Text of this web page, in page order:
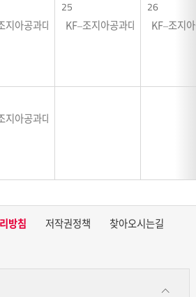
시 <크로싱 그라운드>
지아공과대학교 협력전시 <크로싱 그라운드>
25
KF–조지아공과대학교 협력전
26
KF–조지
시 <크로싱 그라운드>
지아공과대학교 협력전시 <크로싱 그라운드>
방침 저작권정책
찾아오시는길